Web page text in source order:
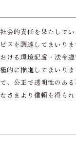
会的責任を果たして
スを調達してまいりま
ける環境配慮・法令
的に推進してまいりま
、公正で透明性のあ
さまより信頼を得ら